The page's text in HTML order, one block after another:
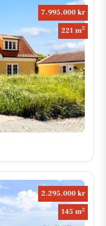
7.995.000 kr
221 m2
2.295.000 kr
145 m2